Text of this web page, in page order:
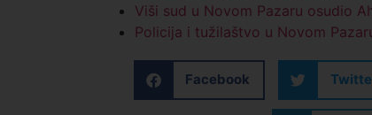
Viši sud u Novom Pazaru osudio
Policija i tužilaštvo u Novom
Facebook